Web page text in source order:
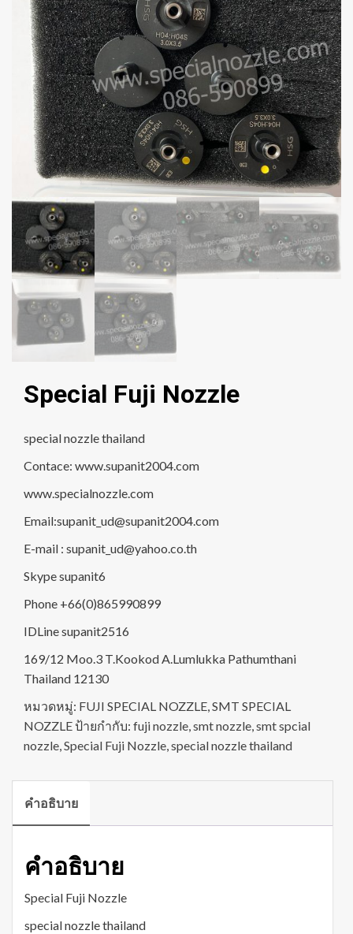
Special Fuji Nozzle
special nozzle thailand
Contace: www.supanit2004.com
www.specialnozzle.com
Email:supanit_ud@supanit2004.com
E-mail : supanit_ud@yahoo.co.th
Skype supanit6
Phone +66(0)865990899
IDLine supanit2516
169/12 Moo.3 T.Kookod A.Lumlukka Pathumthani
Thailand 12130
หมวดหมู่: FUJI SPECIAL NOZZLE SMT SPECIAL
NOZZLEป้ายกำกับ: fuji nozzle smt nozzle smt spcial
nozzle Special Fuji Nozzle special nozzle thailand
คำอธิบาย
คำอธิบาย
Special Fuji Nozzle
special nozzle thailand